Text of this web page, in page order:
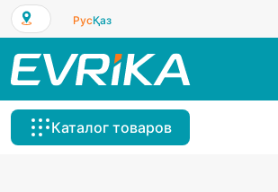
РусҚаз
Каталог товаров